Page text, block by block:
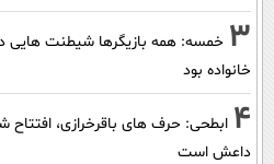
3 خمسه: همه بازیگرها شیطنت هایی
خانواده بود
4 ابطحی: حرف های باقرخرازی،
داعش است